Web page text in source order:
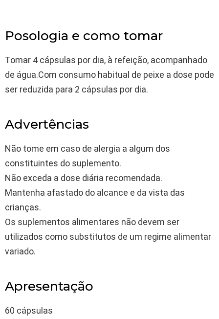
Posologia e como tomar
Tomar 4 cápsulas por dia, à refeição, acompanhado
de água.Com consumo habitual de peixe a dose pode
ser reduzida para 2 cápsulas por dia.
Advertências
Não tome em caso de alergia a algum dos
constituintes do suplemento.
Não exceda a dose diária recomendada.
Mantenha afastado do alcance e da vista das
crianças.
Os suplementos alimentares não devem ser
utilizados como substitutos de um regime alimentar
variado.
Apresentação
60 cápsulas